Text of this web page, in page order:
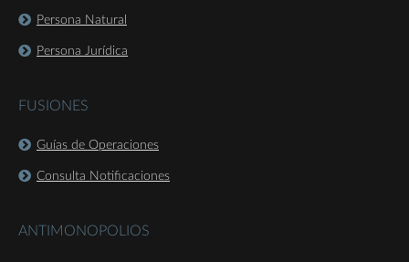
Persona Natural
Persona Jurídica
FUSIONES
Guías de Operaciones
Consulta Notificaciones
ANTIMONOPOLIOS